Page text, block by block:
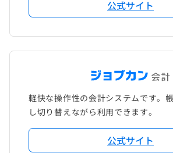
公式サイト
軽快な操作性の会計システムです。
し切り替えながら利用できます。
公式サイト